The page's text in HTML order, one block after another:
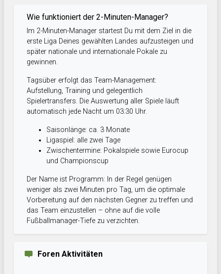
Wie funktioniert der 2-Minuten-Manager?
Im 2-Minuten-Manager startest Du mit dem Ziel in die
erste Liga Deines gewählten Landes aufzusteigen und
später nationale und internationale Pokale zu
gewinnen.
Tagsüber erfolgt das Team-Management:
Aufstellung, Training und gelegentlich
Spielertransfers. Die Auswertung aller Spiele läuft
automatisch jede Nacht um 03:30 Uhr.
Saisonlänge: ca. 3 Monate
Ligaspiel: alle zwei Tage
Zwischentermine: Pokalspiele sowie Eurocup
und Championscup
Der Name ist Programm: In der Regel genügen
weniger als zwei Minuten pro Tag, um die optimale
Vorbereitung auf den nächsten Gegner zu treffen und
das Team einzustellen – ohne auf die volle
Fußballmanager-Tiefe zu verzichten.
Foren Aktivitäten